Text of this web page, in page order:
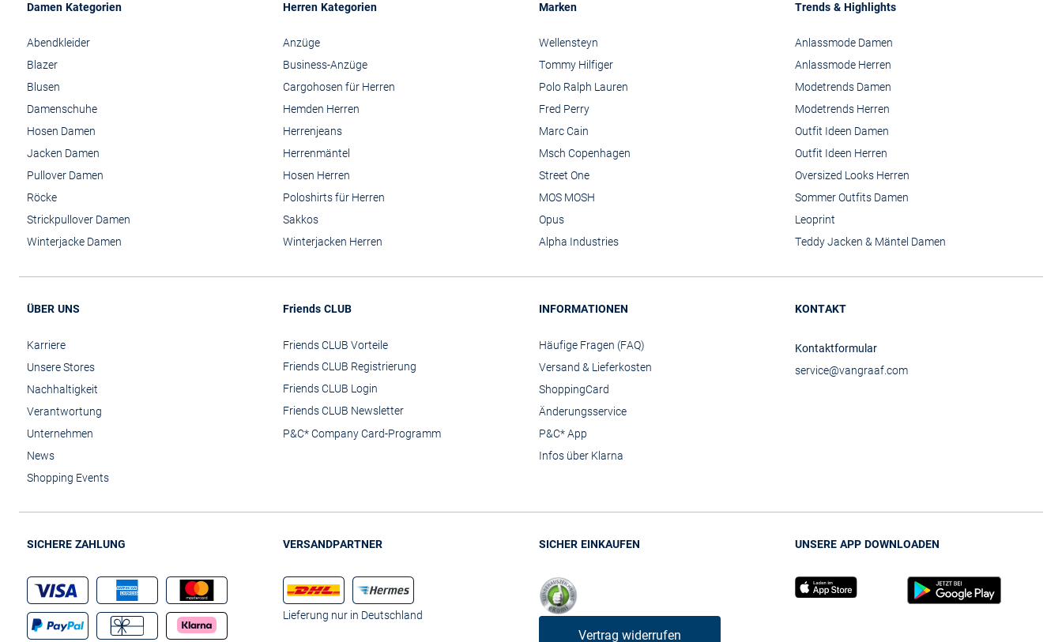
Damen Kategorien
Abendkleider
Blazer
Blusen
Damenschuhe
Hosen Damen
Jacken Damen
Pullover Damen
Röcke
Strickpullover Damen
Winterjacke Damen
Herren Kategorien
Anzüge
Business-Anzüge
Cargohosen für Herren
Hemden Herren
Herrenjeans
Herrenmäntel
Hosen Herren
Poloshirts für Herren
Sakkos
Winterjacken Herren
Marken
Wellensteyn
Tommy Hilfiger
Polo Ralph Lauren
Fred Perry
Marc Cain
Msch Copenhagen
Street One
MOS MOSH
Opus
Alpha Industries
Trends & Highlights
Anlassmode Damen
Anlassmode Herren
Modetrends Damen
Modetrends Herren
Outfit Ideen Damen
Outfit Ideen Herren
Oversized Looks Herren
Sommer Outfits Damen
Leoprint
Teddy Jacken & Mäntel Damen
ÜBER UNS
Karriere
Unsere Stores
Nachhaltigkeit
Verantwortung
Unternehmen
News
Shopping Events
Friends CLUB
Friends CLUB Vorteile
Friends CLUB Registrierung
Friends CLUB Login
Friends CLUB Newsletter
P&C* Company Card-Programm
INFORMATIONEN
Häufige Fragen (FAQ)
Versand & Lieferkosten
ShoppingCard
Änderungsservice
P&C* App
Infos über Klarna
KONTAKT
Kontaktformular
service@vangraaf.com
SICHERE ZAHLUNG VERSANDPARTNER
Lieferung nur in Deutschland
SICHER EINKAUFEN
Vertrag widerrufen
UNSERE APP DOWNLOADEN